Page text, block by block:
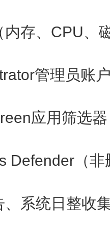
存、CPU、
管理员账
应用筛选
Defender（
系统日整收